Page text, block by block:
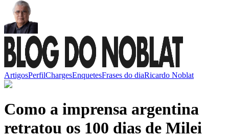
ArtigosPerfilChargesEnquetesFrases do diaRicardo Noblat
Como a imprensa argentina
retratou os 100 dias de Milei